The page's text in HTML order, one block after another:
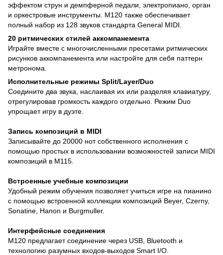
эффектом струн и демпферной педали, электропиано, орган
и оркестровые инструменты. M120 также обеспечивает
полный набор из 128 звуков стандарта General MIDI.
20 ритмических стилей аккомпанемента
Играйте вместе с многочисленными пресетами ритмических
рисунков аккомпанемента или настройте для себя паттерн
метронома.
Исполнительные режимы Split/Layer/Duo
Соедините два звука, наслаивая их или разделяя клавиатуру,
отрегулировав громкость каждого отдельно. Режим Duo
упрощает игру в дуэте.
Запись композиций в MIDI
Записывайте до 20000 нот собственного исполнения с
помощью простых в использовании возможностей записи MIDI
композиций в M115.
Встроенные учебные композиции
Удобный режим обучения позволяет учиться игре на пианино
с помощью встроенной коллекции композиций Beyer, Czerny,
Sonatine, Hanon и Burgmuller.
Интерфейсные соединения
M120 предлагает соединение через USB, Bluetooth и
технологию разумных входов-выходов Smart I/O.